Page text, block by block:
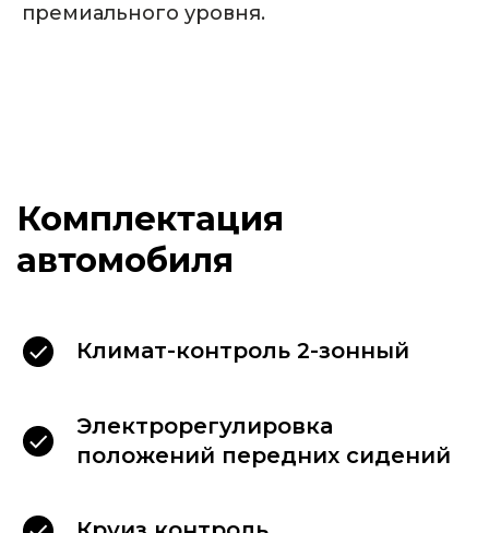
премиального уровня.
Климат-контроль 2-зонный
Электрорегулировка
положений передних сидений
в каждом автомобиле
мы размещаем: